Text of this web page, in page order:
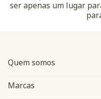
ser apenas um lugar
Quem somos
Marcas